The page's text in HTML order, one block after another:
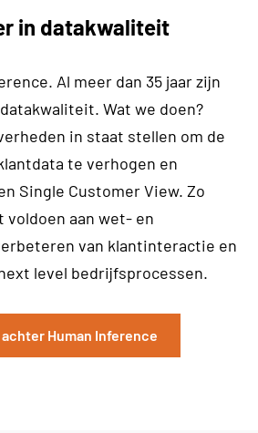
in datakwaliteit
Al meer dan 35 jaar zijn
Wat we doen?
in staat stellen om de
te verhogen en
Single Customer View. Zo
voldoen aan wet- en
van klantinteractie en
level bedrijfsprocessen.
Human Inference